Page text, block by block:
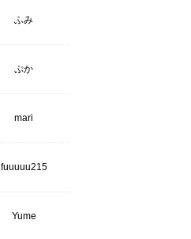
ふみ
ぷか
mari
fuuuuu215
Yume